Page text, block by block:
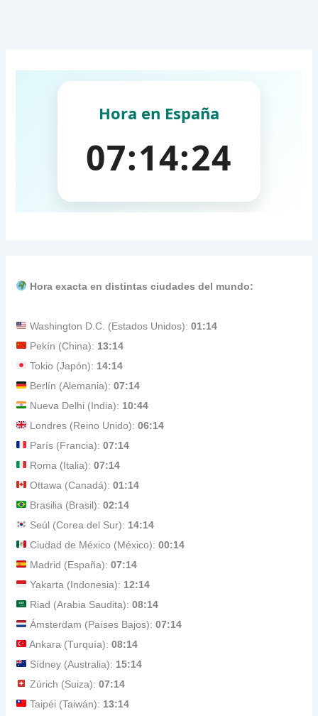
Hora exacta en distintas ciudades del mundo:
Washington D.C. (Estados Unidos):01:14
Pekín (China): 13:14
Tokio (Japón): 14:14
Berlín (Alemania):07:14
Nueva Delhi (India): 10:44
Londres (Reino Unido):06:14
París (Francia):07:14
Roma (Italia):07:14
Ottawa (Canadá):01:14
Brasilia (Brasil):02:14
Seúl (Corea del Sur): 14:14
Ciudad de México (México):00:14
Madrid (España):07:14
Yakarta (Indonesia): 12:14
Riad (Arabia Saudita):08:14
Ámsterdam (Países Bajos):07:14
Ankara (Turquía):08:14
Sídney (Australia): 15:14
Zúrich (Suiza):07:14
Taipéi (Taiwán): 13:14